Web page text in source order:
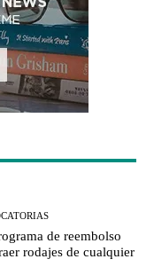
de reembolso
rodajes de cualquier